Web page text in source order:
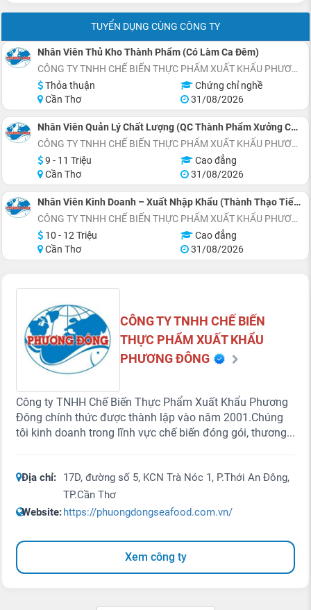
TUYỂN DỤNG CÙNG CÔNG TY
Nhân Viên Thủ Kho Thành Phẩm (Có Làm Ca Đêm)
CÔNG TY TNHH CHẾ BIẾN THỰC PHẨM XUẤT KHẨU PHƯƠNG ĐÔNG
Thỏa thuận
Chứng chỉ nghề
Cần Thơ
31/08/2026
Nhân Viên Quản Lý Chất Lượng (QC Thành Phẩm Xưởng Chế Biến Cá Tra – Có Làm Ca Đêm)
CÔNG TY TNHH CHẾ BIẾN THỰC PHẨM XUẤT KHẨU PHƯƠNG ĐÔNG
9 - 11 Triệu
Cao đẳng
Cần Thơ
31/08/2026
Nhân Viên Kinh Doanh – Xuất Nhập Khẩu (Thành Thạo Tiếng Trung)
CÔNG TY TNHH CHẾ BIẾN THỰC PHẨM XUẤT KHẨU PHƯƠNG ĐÔNG
10 - 12 Triệu
Cao đẳng
Cần Thơ
31/08/2026
CÔNG TY TNHH CHẾ BIẾN
THỰC PHẨM XUẤT KHẨU
PHƯƠNG ĐÔNG
Công ty TNHH Chế Biến Thực Phẩm Xuất Khẩu Phương
Đông chính thức được thành lập vào năm 2001.Chúng
tôi kinh doanh trong lĩnh vực chế biến đóng gói, thương...
Địa chỉ:
17D, đường số 5, KCN Trà Nóc 1, P.Thới An Đông,
TP.Cần Thơ
Website:https://phuongdongseafood.com.vn/
Xem công ty